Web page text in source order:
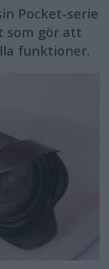
Pocket-serie
som gör att
funktioner.